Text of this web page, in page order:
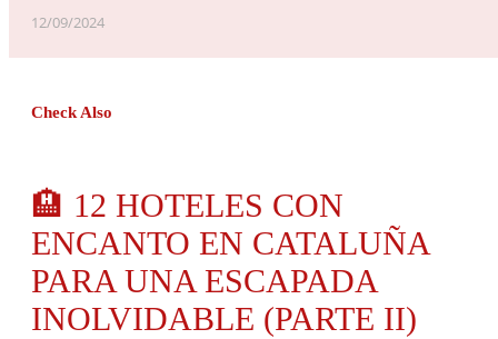
12/09/2024
Check Also
🏨 12 HOTELES CON
ENCANTO EN CATALUÑA
PARA UNA ESCAPADA
INOLVIDABLE (PARTE II)